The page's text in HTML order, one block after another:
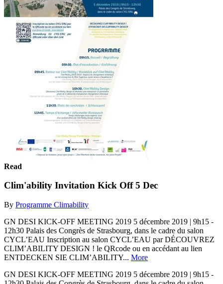
Read
Clim'ability Invitation Kick Off 5 Dec
By Programme Climability
GN DESI KICK-OFF MEETING 2019 5 décembre 2019 | 9h15 -
12h30 Palais des Congrès de Strasbourg, dans le cadre du salon
CYCL’EAU Inscription au salon CYCL’EAU par DÉCOUVREZ
CLIM’ABILITY DESIGN ! le QRcode ou en accédant au lien
ENTDECKEN SIE CLIM’ABILITY... More
GN DESI KICK-OFF MEETING 2019 5 décembre 2019 | 9h15 -